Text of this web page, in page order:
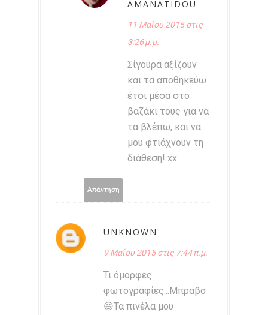
AMANATIDOU
11 Μαΐου 2015 στις
3:26 μ.μ.
Σίγουρα αξίζουν
και τα αποθηκεύω
έτσι μέσα στο
βαζάκι τους για να
τα βλέπω, και να
μου φτιάχνουν τη
διάθεση! xx
Απάντηση
UNKNOWN
9 Μαΐου 2015 στις 7:44 π.μ.
Τι όμορφες
φωτογραφίες...Μπραβο
😃Τα πινέλα μου